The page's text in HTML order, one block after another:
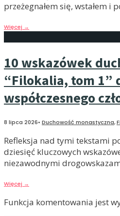
przeżegnałem się, wstałem i
Więcej →
10 wskazówek
“Filokalia, tom 1”
współczesnego
8 lipca 2026• Duchowość monastyczna,
Refleksja nad tymi tekstami
dziesięć kluczowych
niezawodnymi
Więcej →
Funkcja komentowania jest